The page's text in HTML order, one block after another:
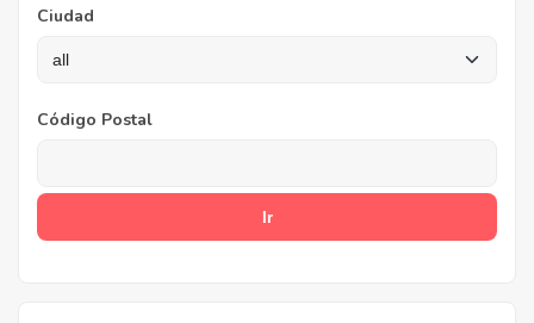
Ciudad
Código Postal